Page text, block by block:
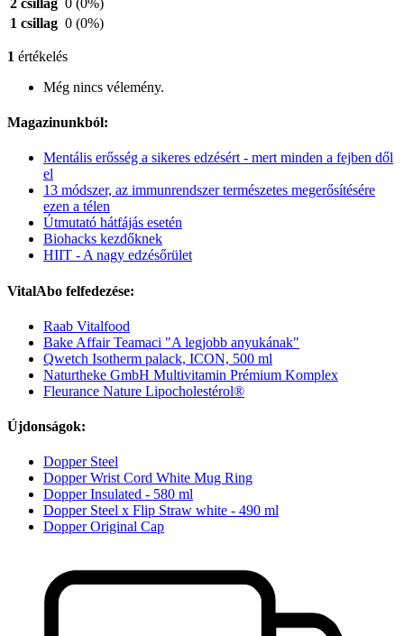
1 csillag 0 (0%)
1 értékelés
Még nincs vélemény.
Magazinunkból:
Mentális erősség a sikeres edzésért - mert minden a fejben dől
el
13 módszer, az immunrendszer természetes megerősítésére
ezen a télen
Útmutató hátfájás esetén
Biohacks kezdőknek
HIIT - A nagy edzésőrület
VitalAbo felfedezése:
Raab Vitalfood
Bake Affair Teamaci "A legjobb anyukának"
Qwetch Isotherm palack, ICON, 500 ml
Naturtheke GmbH Multivitamin Prémium Komplex
Fleurance Nature Lipocholestérol®
Újdonságok:
Dopper Steel
Dopper Wrist Cord White Mug Ring
Dopper Insulated - 580 ml
Dopper Steel x Flip Straw white - 490 ml
Dopper Original Cap